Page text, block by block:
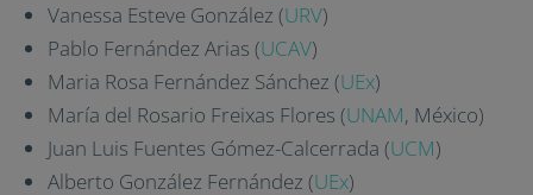
Vanessa Esteve González (URV)
Pablo Fernández Arias (UCAV)
Maria Rosa Fernández Sánchez (UEx)
María del Rosario Freixas Flores (UNAM, México)
Juan Luis Fuentes Gómez-Calcerrada (UCM)
Alberto González Fernández (UEx)